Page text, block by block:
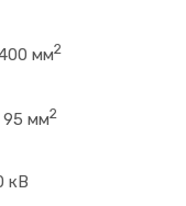
мм2
95 мм2
кВ